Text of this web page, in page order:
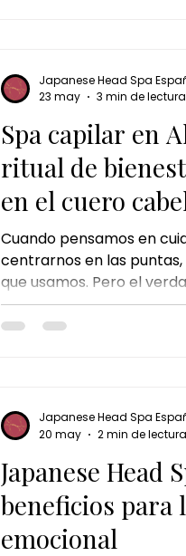
necesidades. Un
cuidado capilar se
tranquila y agradable. En
Spa capilar en
ritual de
en el cuero
Cuando pensamos en
centrarnos en las
que usamos. Pero el
empieza mucho antes:
ritmo del día a día, el
experiencia pensada
raíz y regalarse un
Japanese Head Spa
23 may
3 min de lectura
Japanese Head
beneficios para
emocional
Japanese Head Spa
20 may
2 min de lectura